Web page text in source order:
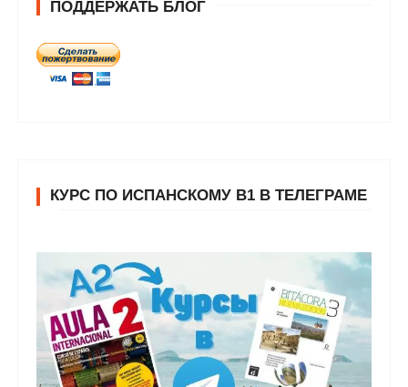
ПОДДЕРЖАТЬ БЛОГ
КУРС ПО ИСПАНСКОМУ В1 В ТЕЛЕГРАМЕ